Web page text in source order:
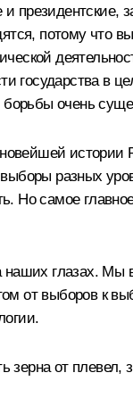
потому что
государства
очень
истории
разных
самое
глазах.
от выборов к
зерна от